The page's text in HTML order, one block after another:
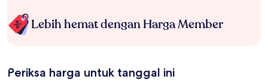
Lebih hemat dengan Harga Member
Periksa harga untuk tanggal ini